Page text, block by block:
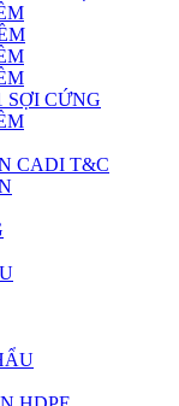
CỨNG
CADI T&C